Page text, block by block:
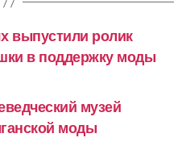
выпустили ролик
в поддержку моды
музей
моды